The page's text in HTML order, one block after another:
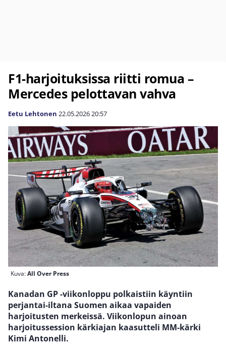
F1-harjoituksissa riitti romua –
Mercedes pelottavan vahva
Eetu Lehtonen 22.05.202620:57
Kuva:All Over Press
Kanadan GP -viikonloppu polkaistiin käyntiin
perjantai-iltana Suomen aikaa vapaiden
harjoitusten merkeissä. Viikonlopun ainoan
harjoitussession kärkiajan kaasutteli MM-kärki
Kimi Antonelli.